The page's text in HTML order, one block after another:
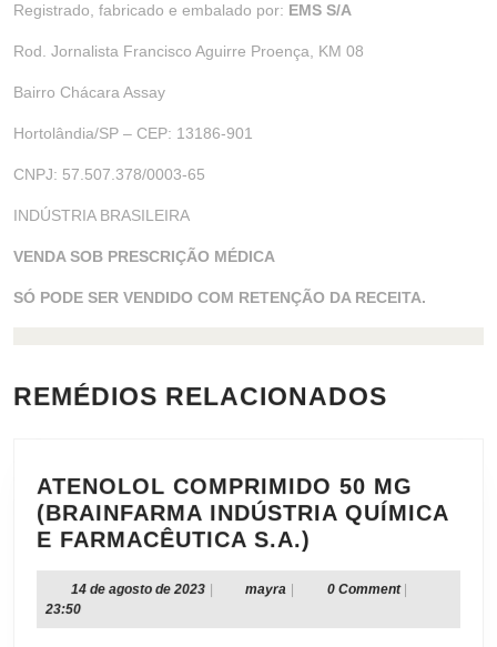
Registrado, fabricado e embalado por: EMS S/A
Rod. Jornalista Francisco Aguirre Proença, KM 08
Bairro Chácara Assay
Hortolândia/SP – CEP: 13186-901
CNPJ: 57.507.378/0003-65
INDÚSTRIA BRASILEIRA
VENDA SOB PRESCRIÇÃO MÉDICA
SÓ PODE SER VENDIDO COM RETENÇÃO DA RECEITA.
REMÉDIOS RELACIONADOS
ATENOLOL COMPRIMIDO 50 MG
(BRAINFARMA INDÚSTRIA QUÍMICA
E FARMACÊUTICA S.A.)
50
14 de agosto de 202314
agosto
mayra mayra 0 Comment
23:50